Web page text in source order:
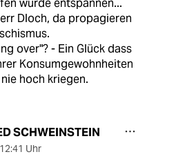
würde entspannen...
Dloch, da propagieren
over"? - Ein Glück dass
Konsumgewohnheiten
hoch kriegen.
SCHWEINSTEIN
12:41 Uhr